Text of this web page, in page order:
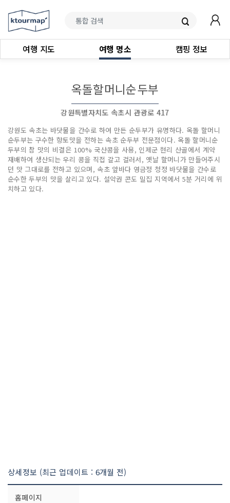
여행 지도 여행 명소 캠핑 정보
옥돌할머니순두부
강원특별자치도 속초시 관광로 417
강원도 속초는 바닷물을 간수로 하여 만든 순두부가 유명하다. 옥돌 할머니
순두부는 구수한 향토맛을 전하는 속초 순두부 전문점이다. 옥돌 할머니순
두부의 참 맛의 비결은 100% 국산콩을 사용, 인제군 현리 산골에서 계약
재배하여 생산되는 우리 콩을 직접 갈고 걸러서, 옛날 할머니가 만들어주시
던 맛 그대로를 전하고 있으며, 속초 앞바다 영금정 청정 바닷물을 간수로
순수한 두부의 맛을 살리고 있다. 설악권 콘도 밀집 지역에서 5분 거리에 위
치하고 있다.
상세정보 (최근 업데이트 : 6개월 전)
홈페이지